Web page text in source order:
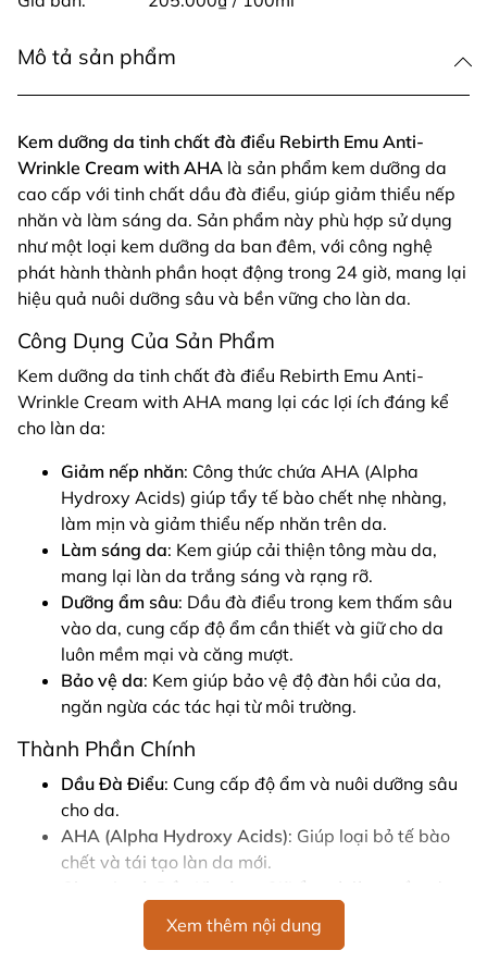
Mô tả sản phẩm
Kem dưỡng da tinh chất đà điểu Rebirth Emu Anti-
Wrinkle Cream with AHA là sản phẩm kem dưỡng da
cao cấp với tinh chất dầu đà điểu, giúp giảm thiểu nếp
nhăn và làm sáng da. Sản phẩm này phù hợp sử dụng
như một loại kem dưỡng da ban đêm, với công nghệ
phát hành thành phần hoạt động trong 24 giờ, mang lại
hiệu quả nuôi dưỡng sâu và bền vững cho làn da.
Công Dụng Của Sản Phẩm
Kem dưỡng da tinh chất đà điểu Rebirth Emu Anti-
Wrinkle Cream with AHA mang lại các lợi ích đáng kể
cho làn da:
Giảm nếp nhăn: Công thức chứa AHA (Alpha
Hydroxy Acids) giúp tẩy tế bào chết nhẹ nhàng,
làm mịn và giảm thiểu nếp nhăn trên da.
Làm sáng da: Kem giúp cải thiện tông màu da,
mang lại làn da trắng sáng và rạng rỡ.
Dưỡng ẩm sâu: Dầu đà điểu trong kem thấm sâu
vào da, cung cấp độ ẩm cần thiết và giữ cho da
luôn mềm mại và căng mượt.
Bảo vệ da: Kem giúp bảo vệ độ đàn hồi của da,
ngăn ngừa các tác hại từ môi trường.
Thành Phần Chính
Dầu Đà Điểu: Cung cấp độ ẩm và nuôi dưỡng sâu
cho da.
AHA (Alpha Hydroxy Acids): Giúp loại bỏ tế bào
chết và tái tạo làn da mới.
Glycerin và Dầu Khoáng
: Giữ ẩm và làm mềm da.
Isopropyl Myristate và Dimethicone
và tăng cường khả năng giữ nước cho da.
Xem thêm nội dung